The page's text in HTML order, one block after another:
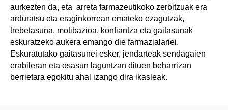
aurkezten da, eta arreta farmazeutikoko zerbitzuak era
arduratsu eta eraginkorrean emateko ezagutzak,
trebetasuna, motibazioa, konfiantza eta gaitasunak
eskuratzeko aukera emango die farmazialariei.
Eskuratutako gaitasunei esker, jendarteak sendagaien
erabileran eta osasun laguntzan dituen beharrizan
berrietara egokitu ahal izango dira ikasleak.